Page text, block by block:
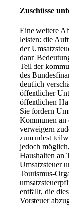
Zuschüsse
Eine weitere
leisten: die
der
dann
Teil der
des
deutlich
öffentlicher
öffentlichen
Sie fordern
Kommunen an
verweigern
zumindest
jedoch
Haushalten an
Umsatzsteuer
Tourismus-
entfällt, die
Vorsteuer